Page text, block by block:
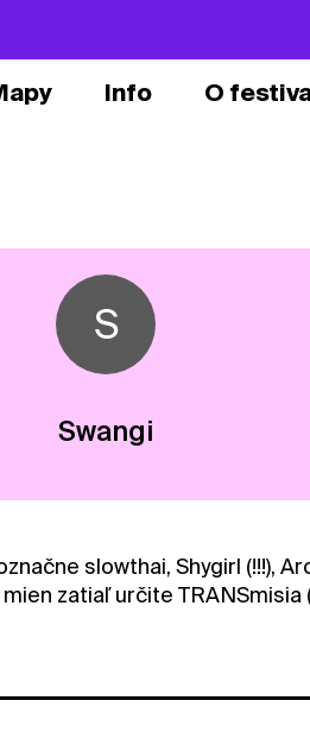
Info O
S
Swangi
slowthai, Shygirl (!!!),
zatiaľ určite TRANSmisia